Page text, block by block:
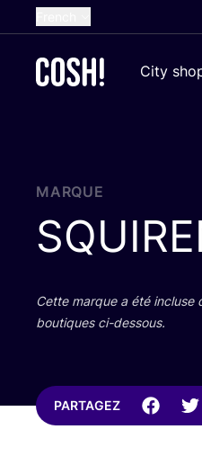
Dutch
Croatian
City
MARQUE
Cette marque a été incluse
bou­tiques ci-dessous.
PARTAGEZ